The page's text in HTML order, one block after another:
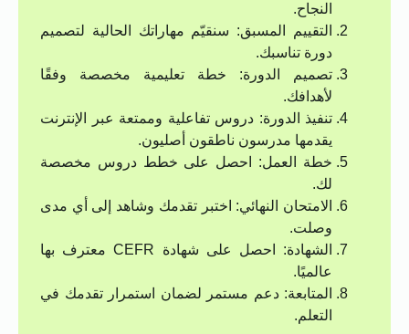
النجاح.
التقييم المسبق: سنقيّم مهاراتك الحالية لتصميم
دورة تناسبك.
تصميم الدورة: خطة تعليمية مخصصة وفقًا
لأهدافك.
تنفيذ الدورة: دروس تفاعلية وممتعة عبر الإنترنت
يقدمها مدرسون ناطقون أصليون.
خطة العمل: احصل على خطط دروس مخصصة
لك.
الامتحان النهائي: اختبر تقدمك وشاهد إلى أي مدى
وصلت.
الشهادة: احصل على شهادة CEFR معترف بها
عالميًا.
المتابعة: دعم مستمر لضمان استمرار تقدمك في
التعلم.